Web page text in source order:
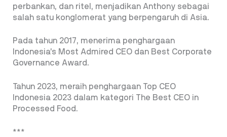
perbankan, dan ritel, menjadikan Anthony sebagai
salah satu konglomerat yang berpengaruh di Asia.
Pada tahun 2017, menerima penghargaan
Indonesia’s Most Admired CEO dan Best Corporate
Governance Award.
Tahun 2023, meraih penghargaan Top CEO
Indonesia 2023 dalam kategori The Best CEO in
Processed Food.
***